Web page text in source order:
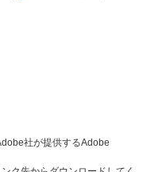
社が提供するAdobe